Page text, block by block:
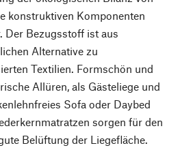
konstruktiven Komponenten
Der Bezugsstoff ist aus
Alternative zu
Textilien. Formschön und
Allüren, als Gästeliege und
Sofa oder Daybed
sorgen für den
Belüftung der Liegefläche.